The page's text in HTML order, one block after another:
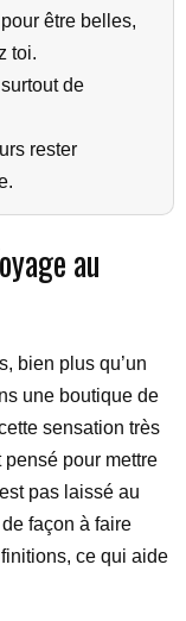
être belles,
toi.
de
rester
au
bien plus qu’un
une boutique de
sensation très
pour mettre
pas laissé au
façon à faire
ce qui aide